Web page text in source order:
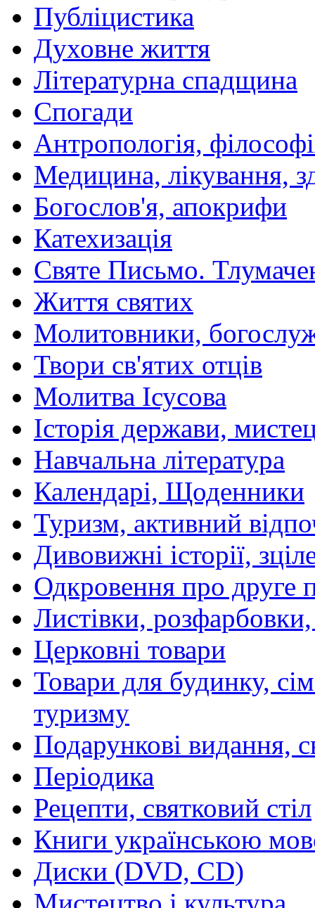
Публіцистика
Духовне життя
Літературна спадщина
Спогади
Антропологія,
Медицина, лікування,
Богослов'я, апокрифи
Катехизація
Святе Письмо.
Життя святих
Молитовники,
Твори св'ятих отців
Молитва Ісусова
Історія держави,
Навчальна література
Календарі, Щоденники
Туризм, активний
Дивовижні історії,
Одкровення про друге
Листівки,
Церковні товари
Товари для будинку,
туризму
Подарункові видання,
Періодика
Рецепти, святковий стіл
Книги українською
Диски (DVD, CD)